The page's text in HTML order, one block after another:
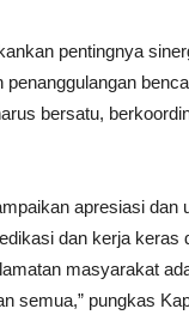
pentingnya
penanggulangan
bersatu,
apresiasi
dan kerja keras
masyarakat
semua,” pungkas